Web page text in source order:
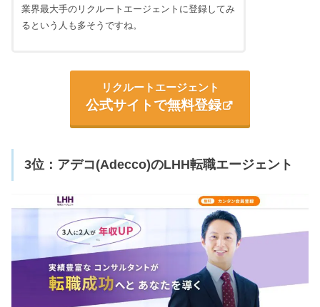
業界最大手のリクルートエージェントに登録してみ
るという人も多そうですね。
リクルートエージェント
公式サイトで無料登録
3位：アデコ(Adecco)のLHH転職エージェント